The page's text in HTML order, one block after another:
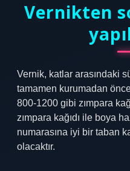
Vernikten
Vernik, katlar arasındaki
tamamen kurumadan
800-1200 gibi zımpara
zımpara kağıdı ile boya
numarasına iyi bir taban
olacaktır.